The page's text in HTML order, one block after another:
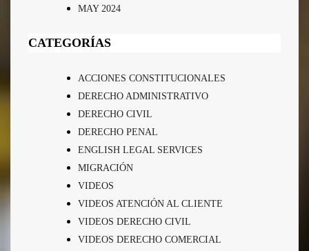
MAY 2024
CATEGORÍAS
ACCIONES CONSTITUCIONALES
DERECHO ADMINISTRATIVO
DERECHO CIVIL
DERECHO PENAL
ENGLISH LEGAL SERVICES
MIGRACIÓN
VIDEOS
VIDEOS ATENCIÓN AL CLIENTE
VIDEOS DERECHO CIVIL
VIDEOS DERECHO COMERCIAL